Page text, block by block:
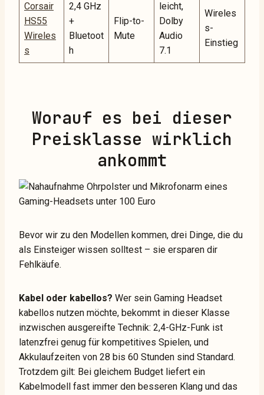
Corsair
HS55
Wireles
s
2,4 GHz
+
Bluetoot
h
Flip-to-
Mute
leicht,
Dolby
Audio
7.1
Wireles
s-
Einstieg
Worauf es bei dieser
Preisklasse wirklich
ankommt
Bevor wir zu den Modellen kommen, drei Dinge, die du
als Einsteiger wissen solltest – sie ersparen dir
Fehlkäufe.
Kabel oder kabellos? Wer sein Gaming Headset
kabellos nutzen möchte, bekommt in dieser Klasse
inzwischen ausgereifte Technik: 2,4-GHz-Funk ist
latenzfrei genug für kompetitives Spielen, und
Akkulaufzeiten von 28 bis 60 Stunden sind Standard.
Trotzdem gilt: Bei gleichem Budget liefert ein
Kabelmodell fast immer den besseren Klang und das